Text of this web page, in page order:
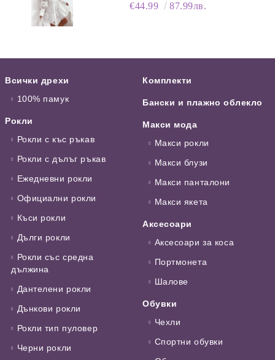
€44.99 87.99лв.
Всички дрехи
100% памук
Рокли
Рокли с къс ръкав
Рокли с дълъг ръкав
Ежедневни рокли
Официални рокли
Къси рокли
Дълги рокли
Рокли със средна
дължина
Дантелени рокли
Дънкови рокли
Рокли тип пуловер
Черни рокли
Комплекти
Бански и плажно облекло
Макси мода
Макси рокли
Макси блузи
Макси панталони
Макси якета
Аксесоари
Аксесоари за коса
Портмонета
Шалове
Обувки
Чехли
Спортни обувки